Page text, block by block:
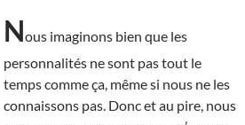
Nous imaginons bien que les
personnalités ne sont pas tout le
temps comme ça, même si nous ne les
connaissons pas. Donc et au pire, nous